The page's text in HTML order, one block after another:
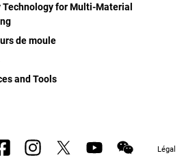
for Multi-Material
de moule
and Tools
Légal